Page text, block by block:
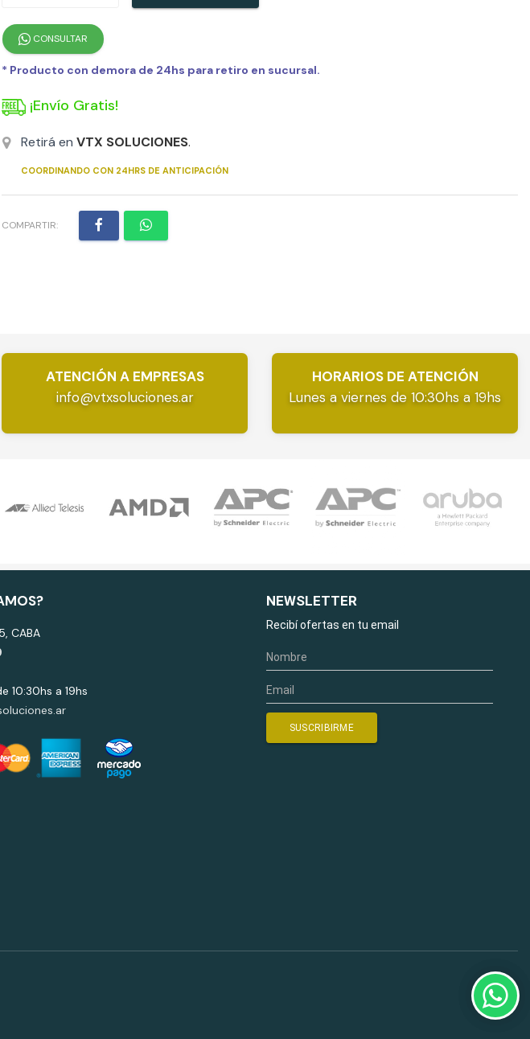
CONSULTAR
* Producto con demora de 24hs para retiro en sucursal.
¡Envío Gratis!
Retirá en VTX SOLUCIONES.
COORDINANDO CON 24HRS DE ANTICIPACIÓN
COMPARTIR:
ATENCIÓN A EMPRESAS
info@vtxsoluciones.ar
HORARIOS DE ATENCIÓN
Lunes a viernes de 10:30hs a 19hs
CABA
10:30hs a 19hs
NEWSLETTER
Recibí ofertas en tu email